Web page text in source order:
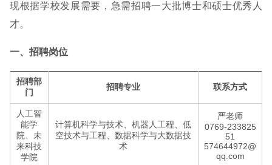
现根据学校发展需要，急需招聘一大批博士和硕士优秀人
才。
一、招聘岗位
招聘部
门
招聘专业 联系方式
人工智
能学
院、未
来科技
学院
计算机科学与技术、机器人工程、低
空技术与工程、数据科学与大数据技
术
严老师
0769-233825
51
574644972@
qq.com